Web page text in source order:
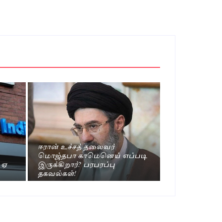
ஈரான் உச்சத் தலைவர்
மொஜ்தபா காமெனெய் எப்படி
இருக்கிறார்? பரபரப்பு
தகவல்கள்!